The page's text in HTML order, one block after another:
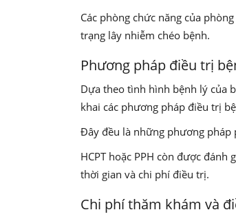
Các phòng chức năng của
trạng lây nhiễm chéo bệnh.
Phương pháp điều trị
Dựa theo tình hình bệnh lý của
khai các phương pháp điều trị
Đây đều là những phương pháp
HCPT hoặc PPH còn được
thời gian và chi phí điều trị.
Chi phí thăm khám và